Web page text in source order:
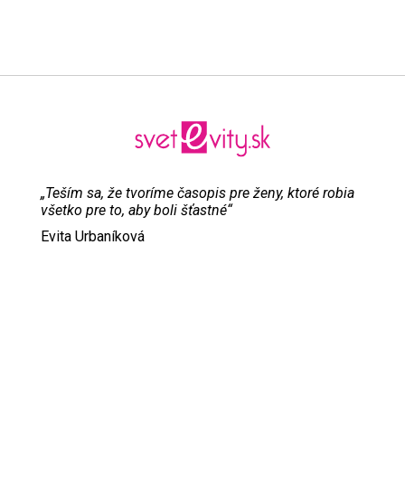
„Teším sa, že tvoríme časopis pre ženy, ktoré robia
všetko pre to, aby boli šťastné“
Evita Urbaníková